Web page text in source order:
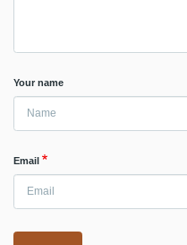
Your name
Email